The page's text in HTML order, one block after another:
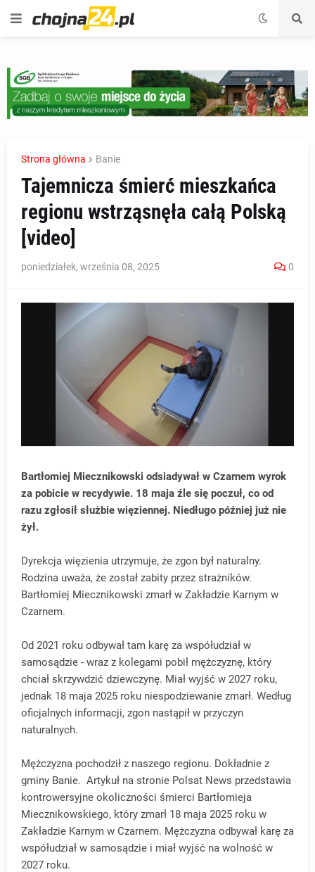
Strona główna Banie
Tajemnicza śmierć mieszkańca
regionu wstrząsnęła całą Polską
[video]
poniedziałek, września 08, 2025 0
Bartłomiej Miecznikowski odsiadywał w Czarnem wyrok
za pobicie w recydywie. 18 maja źle się poczuł, co od
razu zgłosił służbie więziennej. Niedługo później już nie
żył.
Dyrekcja więzienia utrzymuje, że zgon był naturalny.
Rodzina uważa, że został zabity przez strażników.
Bartłomiej Miecznikowski zmarł w Zakładzie Karnym w
Czarnem.
Od 2021 roku odbywał tam karę za współudział w
samosądzie - wraz z kolegami pobił mężczyznę, który
chciał skrzywdzić dziewczynę. Miał wyjść w 2027 roku,
jednak 18 maja 2025 roku niespodziewanie zmarł. Według
oficjalnych informacji, zgon nastąpił w przyczyn
naturalnych.
Mężczyzna pochodził z naszego regionu. Dokładnie z
gminy Banie. Artykuł na stronie Polsat News przedstawia
kontrowersyjne okoliczności śmierci Bartłomieja
Miecznikowskiego, który zmarł 18 maja 2025 roku w
Zakładzie Karnym w Czarnem. Mężczyzna odbywał karę za
współudział w samosądzie i miał wyjść na wolność w
2027 roku.